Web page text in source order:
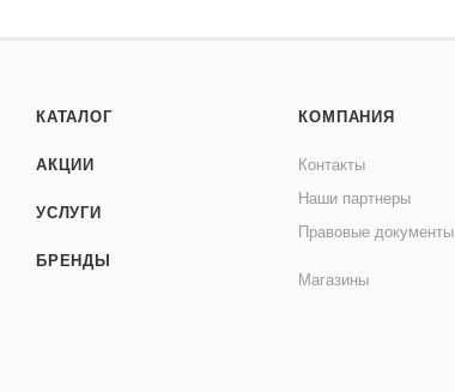
КАТАЛОГ
АКЦИИ
УСЛУГИ
БРЕНДЫ
КОМПАНИЯ
Контакты
Наши партнеры
Правовые документы
Магазины